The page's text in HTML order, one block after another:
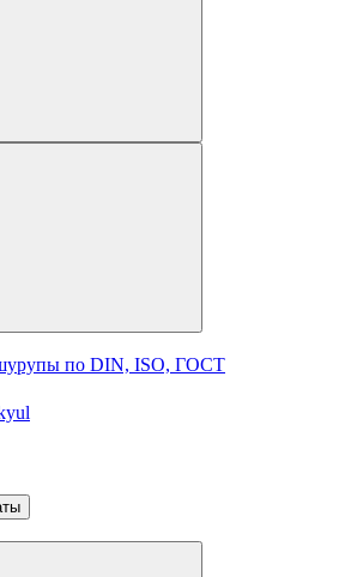
по DIN, ISO, ГОСТ